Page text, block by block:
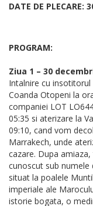
DATE DE PLECARE:
PROGRAM:
Ziua 1 – 30
Intalnire cu
Coanda Otopeni la
companiei LOT
05:35 si aterizare la
09:10, cand vom
Marrakech, unde
cazare. Dupa
cunoscut sub numele
situat la poalele
imperiale ale
istorie bogata, o